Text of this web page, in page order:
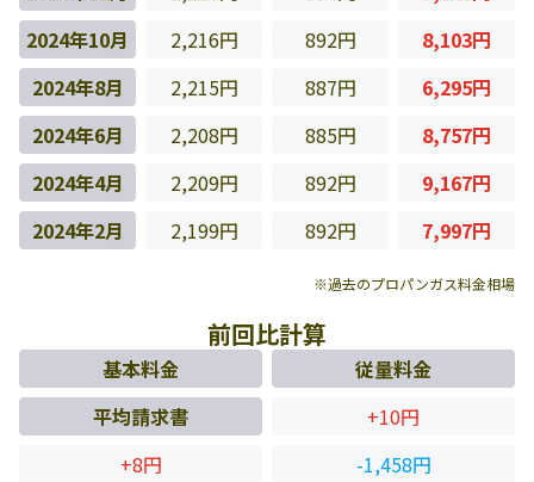
2024年10月
2,216円 892円
8,103円
2024年8月
2,215円 887円
6,295円
2024年6月
2,208円 885円
8,757円
2024年4月
2,209円 892円
9,167円
2024年2月
2,199円 892円 7,997円
※過去のプロパンガス料金相場
前回比計算
基本料金
従量料金
平均請求書
+10円
+8円
-1,458円